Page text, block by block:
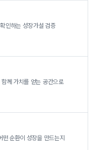
인하는 성장가설 검증
께 가치를 얻는 공간으로
순환이 성장을 만드는지